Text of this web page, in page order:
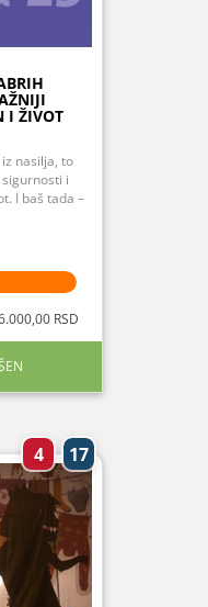
I ŽIVOT
nasilja, to
i
I baš tada –
RSD
4 17